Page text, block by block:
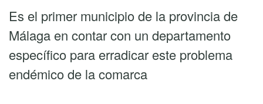
Es el primer municipio de la provincia de
Málaga en contar con un departamento
específico para erradicar este problema
endémico de la comarca